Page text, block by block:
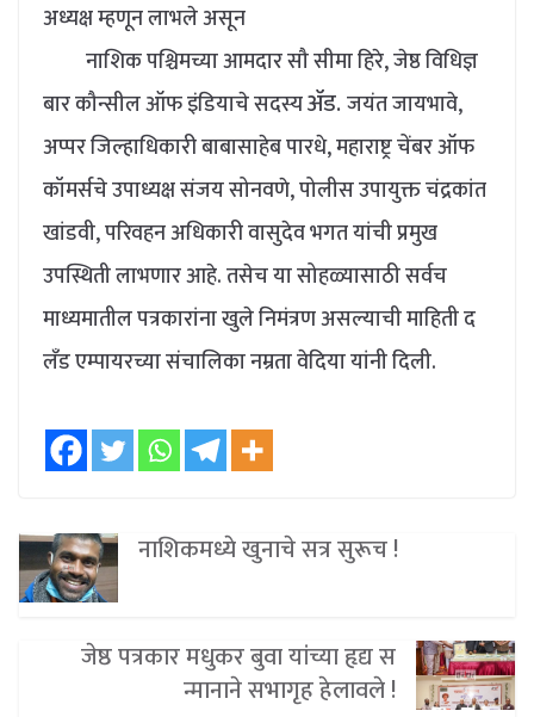
अध्यक्ष म्हणून लाभले असून
नाशिक पश्चिमच्या आमदार सौ सीमा हिरे, जेष्ठ विधिज्ञ
बार कौन्सील ऑफ इंडियाचे सदस्यॲड. जयंत जायभावे,
अप्पर जिल्हाधिकारी बाबासाहेब पारधे, महाराष्ट्र चेंबर ऑफ
कॉमर्सचे उपाध्यक्ष संजय सोनवणे, पोलीस उपायुक्त चंद्रकांत
खांडवी, परिवहन अधिकारी वासुदेव भगत यांची प्रमुख
उपस्थिती लाभणार आहे. तसेच या सोहळ्यासाठी सर्वच
माध्यमातील पत्रकारांना खुले निमंत्रण असल्याची माहिती द
लँड एम्पायरच्या संचालिका नम्रता वेदिया यांनी दिली.
नाशिकमध्ये खुनाचे सत्र सुरूच !
जेष्ठ पत्रकार मधुकर बुवा यांच्या हृद्य स
न्मानाने सभागृह हेलावले !